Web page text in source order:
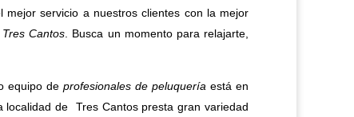
mejor servicio a nuestros clientes con la mejor
Cantos . Busca un momento para relajarte,
equipo de profesionales de peluquería está en
localidad de Tres Cantos presta gran variedad